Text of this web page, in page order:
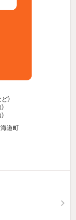
ど）
道町